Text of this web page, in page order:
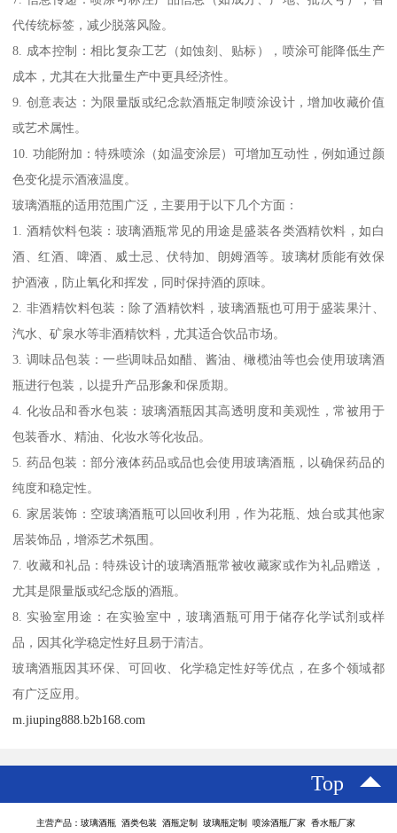
代传统标签，减少脱落风险。
8. 成本控制：相比复杂工艺（如蚀刻、贴标），喷涂可能降低生产
成本，尤其在大批量生产中更具经济性。
9. 创意表达：为限量版或纪念款酒瓶定制喷涂设计，增加收藏价值
或艺术属性。
10. 功能附加：特殊喷涂（如温变涂层）可增加互动性，例如通过颜
色变化提示酒液温度。
玻璃酒瓶的适用范围广泛，主要用于以下几个方面：
1. 酒精饮料包装：玻璃酒瓶常见的用途是盛装各类酒精饮料，如白
酒、红酒、啤酒、威士忌、伏特加、朗姆酒等。玻璃材质能有效保
护酒液，防止氧化和挥发，同时保持酒的原味。
2. 非酒精饮料包装：除了酒精饮料，玻璃酒瓶也可用于盛装果汁、
汽水、矿泉水等非酒精饮料，尤其适合饮品市场。
3. 调味品包装：一些调味品如醋、酱油、橄榄油等也会使用玻璃酒
瓶进行包装，以提升产品形象和保质期。
4. 化妆品和香水包装：玻璃酒瓶因其高透明度和美观性，常被用于
包装香水、精油、化妆水等化妆品。
5. 药品包装：部分液体药品或品也会使用玻璃酒瓶，以确保药品的
纯度和稳定性。
6. 家居装饰：空玻璃酒瓶可以回收利用，作为花瓶、烛台或其他家
居装饰品，增添艺术氛围。
7. 收藏和礼品：特殊设计的玻璃酒瓶常被收藏家或作为礼品赠送，
尤其是限量版或纪念版的酒瓶。
8. 实验室用途：在实验室中，玻璃酒瓶可用于储存化学试剂或样
品，因其化学稳定性好且易于清洁。
玻璃酒瓶因其环保、可回收、化学稳定性好等优点，在多个领域都
有广泛应用。
m.jiuping888.b2b168.com
Top
主营产品：玻璃酒瓶 酒类包装 酒瓶定制 玻璃瓶定制 喷涂酒瓶厂家 香水瓶厂家